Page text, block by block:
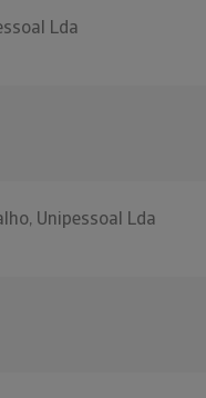
Lda
Unipessoal Lda